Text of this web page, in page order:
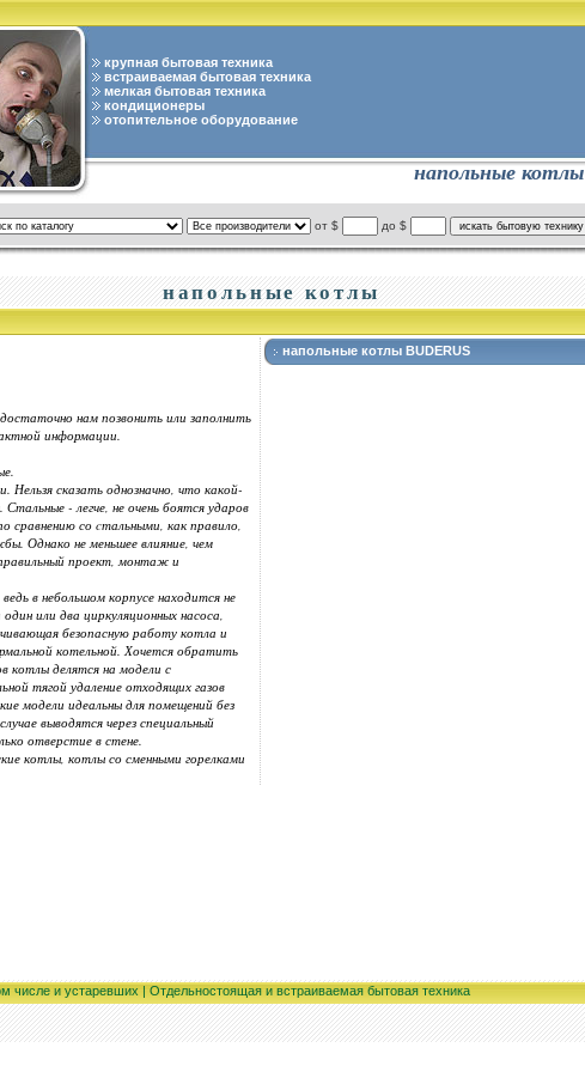
крупная бытовая техника
встраиваемая бытовая техника
мелкая бытовая техника
кондиционеры
отопительное оборудование
напольные котлы
от $ до $
напольные котлы
нам позвонить или заполнить
информации.
Нельзя сказать однозначно, что какой-
- легче, не очень боятся ударов
сравнению со cтальными, как правило,
Однако не меньшее влияние, чем
проект, монтаж и
в небольшом корпусе находится не
или два циркуляционных насоса,
безопасную работу котла и
котельной. Хочется обратить
котлы делятся на модели с
тягой удаление отходящих газов
модели идеальны для помещений без
выводятся через специальный
отверстие в стене.
котлы, котлы со сменными горелками
напольные котлы BUDERUS
числе и устаревших | Отдельностоящая и встраиваемая бытовая техника